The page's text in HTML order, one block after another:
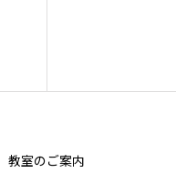
教室のご案内